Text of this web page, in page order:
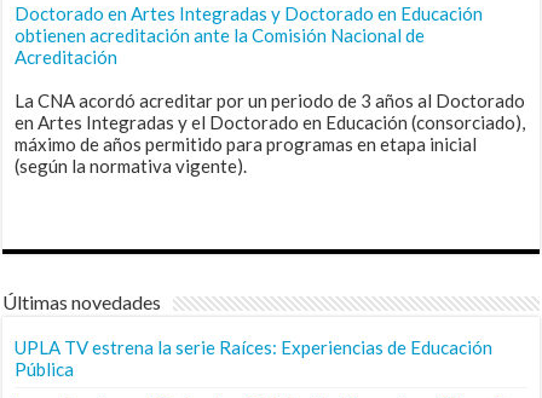
Doctorado en Artes Integradas y Doctorado en Educación
obtienen acreditación ante la Comisión Nacional de
Acreditación
La CNA acordó acreditar por un periodo de 3 años al Doctorado
en Artes Integradas y el Doctorado en Educación (consorciado),
máximo de años permitido para programas en etapa inicial
(según la normativa vigente).
Últimas novedades
UPLA TV estrena la serie Raíces: Experiencias de Educación
Pública